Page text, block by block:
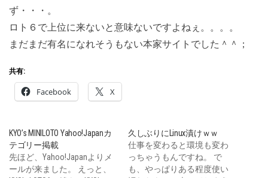
ず・・・。
ロト６で上位に来ないと意味ないですよねぇ。。。。
まだまだ有名になれそうもない本家サイトでした＾＾；
共有:
Facebook X
KYO’s MINILOTO Yahoo!Japanカ
テゴリー掲載
先ほど、Yahoo!Japanよりメ
ールが来ました。 えっと、
久しぶりにLinux漬けｗｗ
仕事を変わると環境も変わ
っちゃうもんですね。 で
も、やっぱりある程度使い